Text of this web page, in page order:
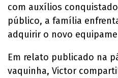
com auxílios
público, a família
adquirir o novo
Em relato publicado na
vaquinha, Victor